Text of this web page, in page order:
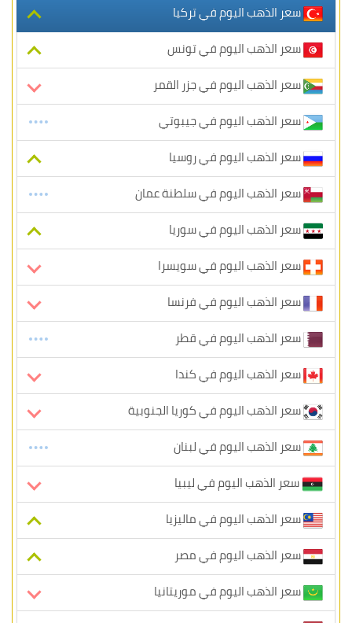
سعر الذهب اليوم في تركيا
سعر الذهب اليوم في تونس
سعر الذهب اليوم في جزر القمر
سعر الذهب اليوم في جيبوتي
سعر الذهب اليوم في روسيا
سعر الذهب اليوم في سلطنة عمان
سعر الذهب اليوم في سوريا
سعر الذهب اليوم في سويسرا
سعر الذهب اليوم في فرنسا
سعر الذهب اليوم في قطر
سعر الذهب اليوم في كندا
سعر الذهب اليوم في كوريا الجنوبية
سعر الذهب اليوم في لبنان
سعر الذهب اليوم في ليبيا
سعر الذهب اليوم في ماليزيا
سعر الذهب اليوم في مصر
سعر الذهب اليوم في موريتانيا